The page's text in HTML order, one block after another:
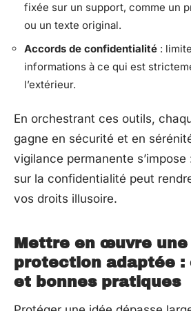
fixée sur un support, comme un
ou un texte original.
Accords de confidentialité :
informations à ce qui est
l’extérieur.
En orchestrant ces outils,
gagne en sécurité et en
vigilance permanente
sur la confidentialité peut
vos droits illusoire.
Mettre en œuvre
protection adaptée :
et bonnes pratiques